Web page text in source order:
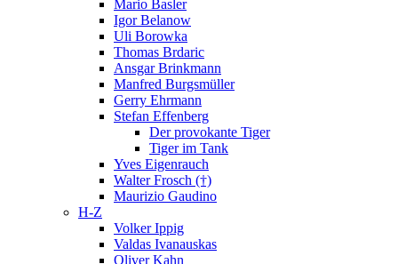
Mario Basler
Igor Belanow
Uli Borowka
Thomas Brdaric
Ansgar Brinkmann
Manfred Burgsmüller
Gerry Ehrmann
Stefan Effenberg
Der provokante Tiger
Tiger im Tank
Yves Eigenrauch
Walter Frosch (†)
Maurizio Gaudino
H-Z
Volker Ippig
Valdas Ivanauskas
Oliver Kahn